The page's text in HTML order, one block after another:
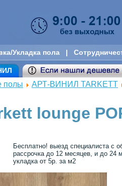
Укладка пола |
полы АРТ-ВИНИЛ TARKETT
lounge
Бесплатно! выезд специалиста с
рассрочка до 12 месяцев, и до 24
укладка от 5р. за м2